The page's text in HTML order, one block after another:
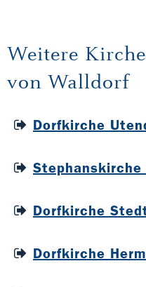
Weitere
von Walldorf
Dorfkirche
Dorfkirche
Dorfkirche